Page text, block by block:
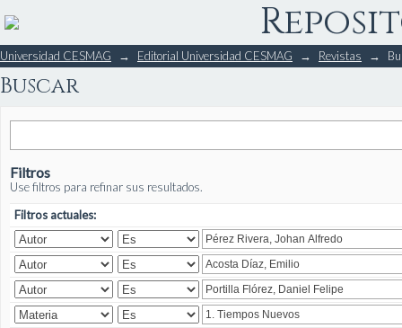
Buscar
Universidad CESMAG → Editorial Universidad CESMAG → Revistas →
Buscar
Filtros
Use filtros para refinar sus resultados.
Filtros actuales: